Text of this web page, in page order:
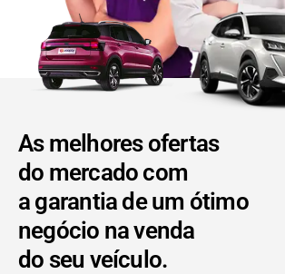
As melhores ofertas
do mercado com
a garantia de um ótimo
negócio na venda
do seu veículo.